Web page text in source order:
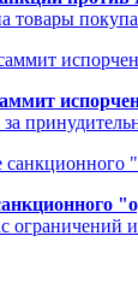
товары
ограничений